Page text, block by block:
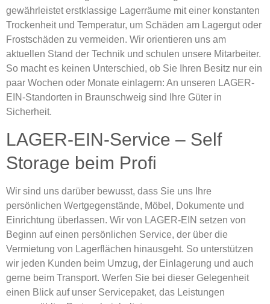
gewährleistet erstklassige Lagerräume mit einer konstanten
Trockenheit und Temperatur, um Schäden am Lagergut oder
Frostschäden zu vermeiden. Wir orientieren uns am
aktuellen Stand der Technik und schulen unsere Mitarbeiter.
So macht es keinen Unterschied, ob Sie Ihren Besitz nur ein
paar Wochen oder Monate einlagern: An unseren LAGER-
EIN-Standorten in Braunschweig sind Ihre Güter in
Sicherheit.
LAGER-EIN-Service – Self
Storage beim Profi
Wir sind uns darüber bewusst, dass Sie uns Ihre
persönlichen Wertgegenstände, Möbel, Dokumente und
Einrichtung überlassen. Wir von LAGER-EIN setzen von
Beginn auf einen persönlichen Service, der über die
Vermietung von Lagerflächen hinausgeht. So unterstützen
wir jeden Kunden beim Umzug, der Einlagerung und auch
gerne beim Transport. Werfen Sie bei dieser Gelegenheit
einen Blick auf unser Servicepaket, das Leistungen